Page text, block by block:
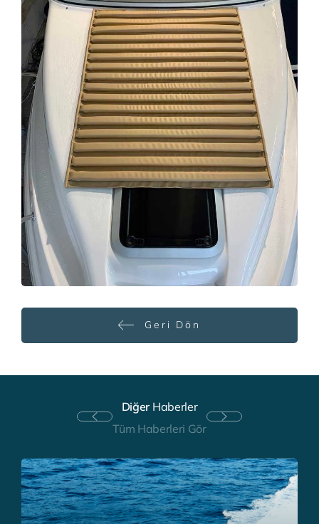
Geri Dön
Diğer Haberler
Tüm Haberleri Gör